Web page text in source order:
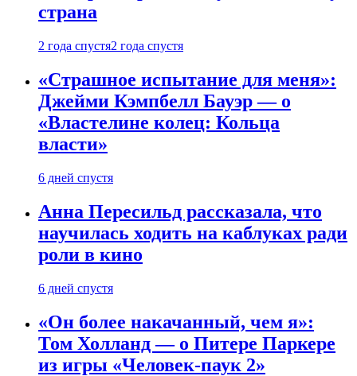
страна
2 года спустя2 года спустя
«Страшное испытание для меня»:
Джейми Кэмпбелл Бауэр — о
«Властелине колец: Кольца
власти»
6 дней спустя
Анна Пересильд рассказала, что
научилась ходить на каблуках ради
роли в кино
6 дней спустя
«Он более накачанный, чем я»:
Том Холланд — о Питере Паркере
из игры «Человек-паук 2»